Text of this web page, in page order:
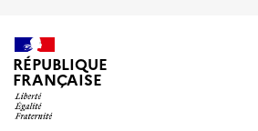
RÉPUBLIQUE
FRANÇAISE